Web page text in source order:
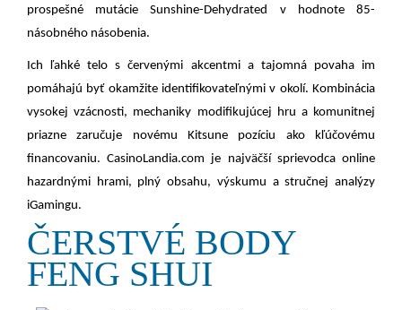
prospešné mutácie Sunshine-Dehydrated v hodnote 85-
násobného násobenia.
Ich ľahké telo s červenými akcentmi a tajomná povaha im
pomáhajú byť okamžite identifikovateľnými v okolí. Kombinácia
vysokej vzácnosti, mechaniky modifikujúcej hru a komunitnej
priazne zaručuje novému Kitsune pozíciu ako kľúčovému
financovaniu. CasinoLandia.com je najväčší sprievodca online
hazardnými hrami, plný obsahu, výskumu a stručnej analýzy
iGamingu.
ČERSTVÉ BODY
FENG SHUI